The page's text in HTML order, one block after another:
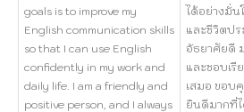
goals is to improve my
English communication skills
so that I can use English
confidently in my work and
daily life. I am a friendly and
positive person, and I always
ได้อย่างมั่น
และชีวิตป
อัธยาศัยดี
และชอบเรี
เสมอ ขอบ
ยินดีมากที่